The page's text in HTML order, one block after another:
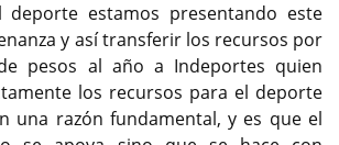
deporte estamos presentando este
y así transferir los recursos por
pesos al año a Indeportes quien
los recursos para el deporte
una razón fundamental, y es que el